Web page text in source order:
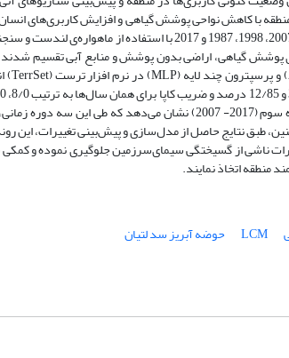
با کاهش نواحی پوشش گیاهی و افزایش کاربری‌های
پوشش گیاهی، اراضی بدون پوشش و منابع آبی تقسیم
1998-1987)، دوره‌ دوم (2007-1998) و دوره‌ سوم (2017-
ناشی از گسیختگی سیمای‌سرزمین جلوگیری نموده و کمکی
منطقه اتخاذ نمایند.
LCM
حوضه آبریز سد لتیان